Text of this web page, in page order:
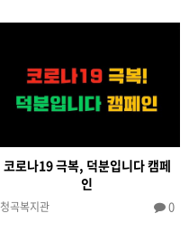
코로나19 극복, 덕분입니다 캠페
인
청곡복지관 0